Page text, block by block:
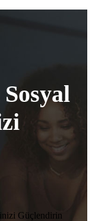
Güçlendirin